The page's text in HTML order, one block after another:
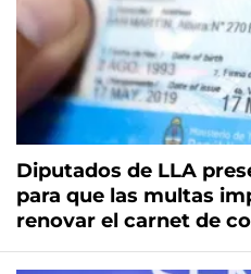
Diputados de LLA
para que las multas
renovar el carnet de